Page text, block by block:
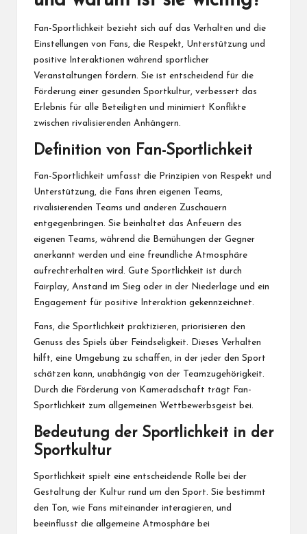
Fan-Sportlichkeit bezieht sich auf das Verhalten und die
Einstellungen von Fans, die Respekt, Unterstützung und
positive Interaktionen während sportlicher
Veranstaltungen fördern. Sie ist entscheidend für die
Förderung einer gesunden Sportkultur, verbessert das
Erlebnis für alle Beteiligten und minimiert Konflikte
zwischen rivalisierenden Anhängern.
Definition von Fan-Sportlichkeit
Fan-Sportlichkeit umfasst die Prinzipien von Respekt und
Unterstützung, die Fans ihren eigenen Teams,
rivalisierenden Teams und anderen Zuschauern
entgegenbringen. Sie beinhaltet das Anfeuern des
eigenen Teams, während die Bemühungen der Gegner
anerkannt werden und eine freundliche Atmosphäre
aufrechterhalten wird. Gute Sportlichkeit ist durch
Fairplay, Anstand im Sieg oder in der Niederlage und ein
Engagement für positive Interaktion gekennzeichnet.
Fans, die Sportlichkeit praktizieren, priorisieren den
Genuss des Spiels über Feindseligkeit. Dieses Verhalten
hilft, eine Umgebung zu schaffen, in der jeder den Sport
schätzen kann, unabhängig von der Teamzugehörigkeit.
Durch die Förderung von Kameradschaft trägt Fan-
Sportlichkeit zum allgemeinen Wettbewerbsgeist bei.
Bedeutung der Sportlichkeit in der
Sportkultur
Sportlichkeit spielt eine entscheidende Rolle bei der
Gestaltung der Kultur rund um den Sport. Sie bestimmt
den Ton, wie Fans miteinander interagieren, und
beeinflusst die allgemeine Atmosphäre bei